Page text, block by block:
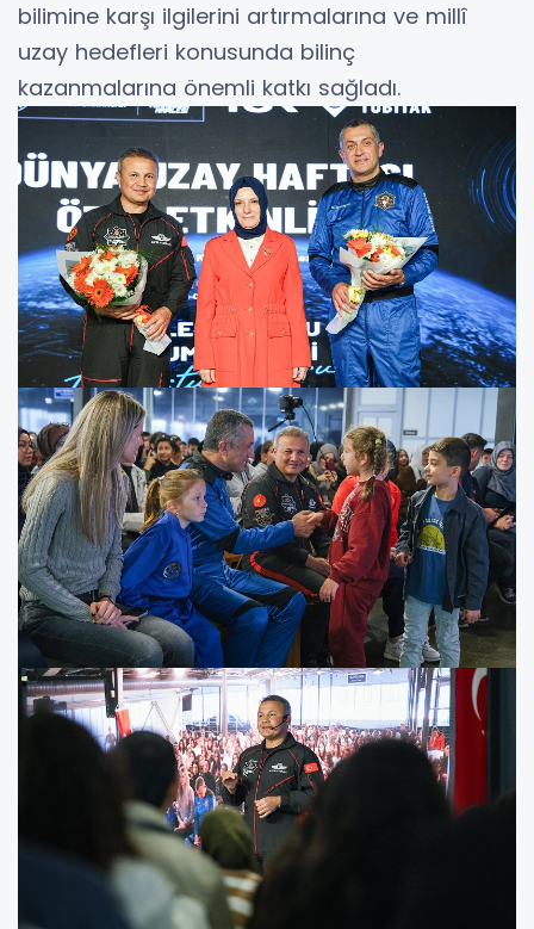
bilimine karşı ilgilerini artırmalarına ve millî
uzay hedefleri konusunda bilinç
kazanmalarına önemli katkı sağladı.